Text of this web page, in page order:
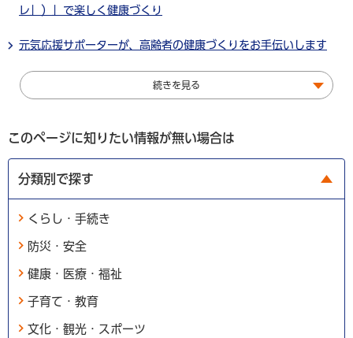
レ」）」で楽しく健康づくり
元気応援サポーターが、高齢者の健康づくりをお手伝いします
続きを見る
このページに知りたい情報が無い場合は
分類別で探す
くらし・手続き
防災・安全
健康・医療・福祉
子育て・教育
文化・観光・スポーツ